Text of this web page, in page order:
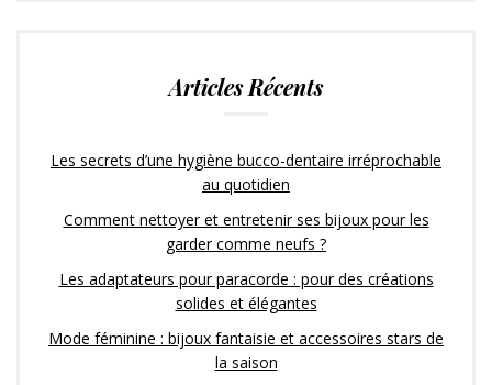
Articles Récents
Les secrets d’une hygiène bucco-dentaire irréprochable
au quotidien
Comment nettoyer et entretenir ses bijoux pour les
garder comme neufs ?
Les adaptateurs pour paracorde : pour des créations
solides et élégantes
Mode féminine : bijoux fantaisie et accessoires stars de
la saison